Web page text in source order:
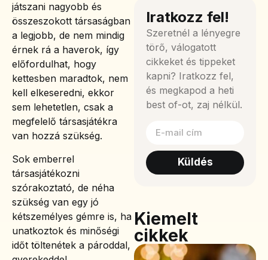
játszani nagyobb és
összeszokott társaságban
a legjobb, de nem mindig
érnek rá a haverok, így
előfordulhat, hogy
kettesben maradtok, nem
kell elkeseredni, ekkor
sem lehetetlen, csak a
megfelelő társasjátékra
van hozzá szükség.
Sok emberrel
társasjátékozni
szórakoztató, de néha
szükség van egy jó
kétszemélyes gémre is, ha
unatkoztok és minőségi
időt töltenétek a pároddal,
Iratkozz fel!
Szeretnél a lényegre
törő, válogatott
cikkeket és tippeket
kapni? Iratkozz fel,
és megkapod a heti
best of-ot, zaj nélkül.
Küldés
Kiemelt
cikkek